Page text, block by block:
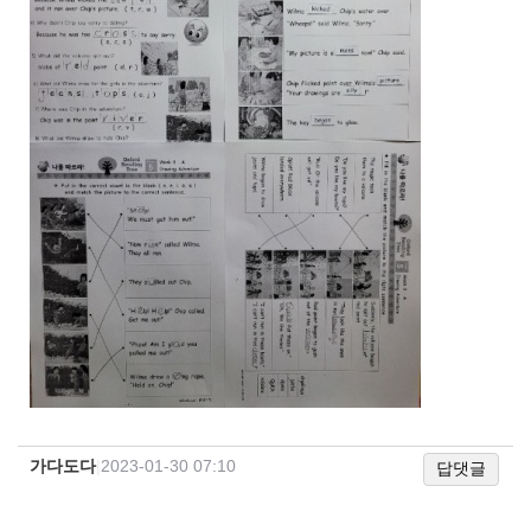
가다도다| 2023-01-30 07:10 답댓글